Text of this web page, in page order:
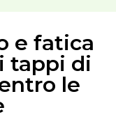
e fatica
tappi di
le